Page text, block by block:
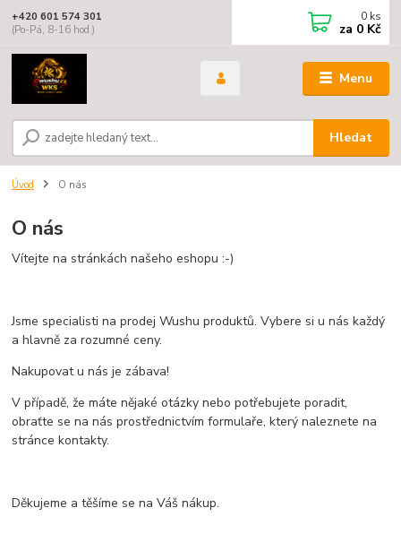
Menu
Hledat
+420 601 574 301
(Po-Pá, 8-16 hod.)
0 ks
za 0 Kč
Úvod O nás
O nás
Vítejte na stránkách našeho eshopu :-)
Jsme specialisti na prodej Wushu produktů. Vybere si u nás každý
a hlavně za rozumné ceny.
Nakupovat u nás je zábava!
V případě, že máte nějaké otázky nebo potřebujete poradit,
obraťte se na nás prostřednictvím formulaře, který naleznete na
stránce kontakty.
Děkujeme a těšíme se na Váš nákup.